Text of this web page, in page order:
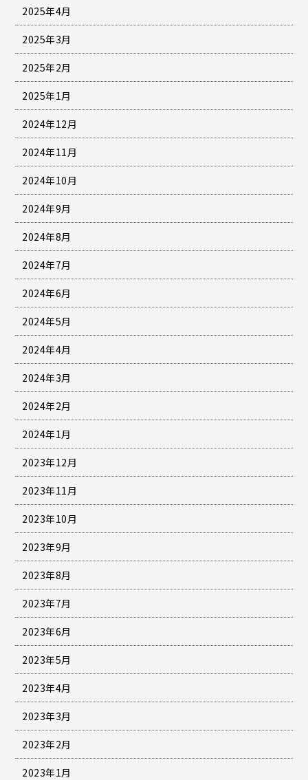
2025年4月
2025年3月
2025年2月
2025年1月
2024年12月
2024年11月
2024年10月
2024年9月
2024年8月
2024年7月
2024年6月
2024年5月
2024年4月
2024年3月
2024年2月
2024年1月
2023年12月
2023年11月
2023年10月
2023年9月
2023年8月
2023年7月
2023年6月
2023年5月
2023年4月
2023年3月
2023年2月
2023年1月